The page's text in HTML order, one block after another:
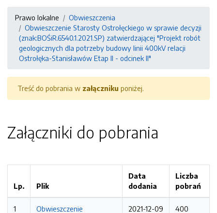
Prawo lokalne
Obwieszczenia
Obwieszczenie Starosty Ostrołęckiego w sprawie decyzji
(znak:BOŚiR.6540.1.2021.SP) zatwierdzającej "Projekt robót
geologicznych dla potrzeby budowy linii 400kV relacji
Ostrołęka-Stanisławów Etap II - odcinek II"
Treść do pobrania w załączniku poniżej.
Załączniki do pobrania
Lp. Plik
Data
dodania
Liczba
pobrań
1
Obwieszczenie
2021-12-09
400